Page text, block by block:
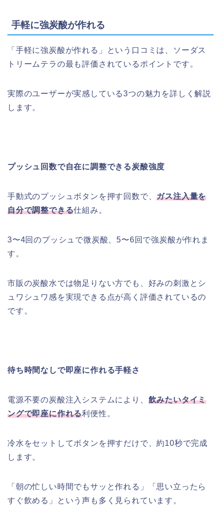
手軽に強炭酸が作れる
「手軽に強炭酸が作れる」という口コミは、ソーダス
トリームテラの最も評価されているポイントです。
実際のユーザーが実感している3つの魅力を詳しく解説
します。
プッシュ回数で自在に調整できる炭酸強度
手動式のプッシュボタンを押す回数で、ガス注入量を
自分で調整できる仕組み。
3〜4回のプッシュで微炭酸、5〜6回で強炭酸が作れま
す。
市販の炭酸水では物足りない方でも、好みの刺激とシ
ュワシュワ感を実現できる点が高く評価されているの
です。
待ち時間なしで即座に作れる手軽さ
電源不要の炭酸注入システムにより、 飲みたいタイミ
ングで即座に作れる利便性。
冷水をセットしてボタンを押すだけで、約10秒で完成
します。
「朝の忙しい時間でもサッと作れる」「思い立ったら
すぐ飲める」という声も多く見られています。